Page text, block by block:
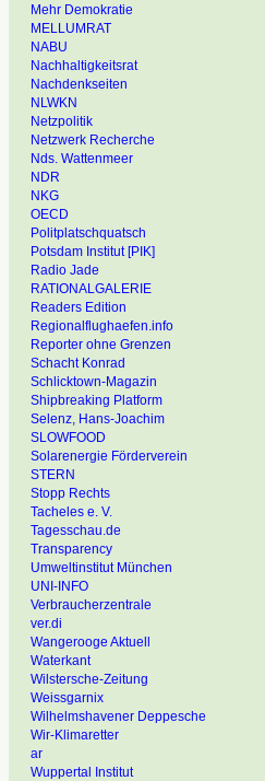
Mehr Demokratie
MELLUMRAT
NABU
Nachhaltigkeitsrat
Nachdenkseiten
NLWKN
Netzpolitik
Netzwerk Recherche
Nds. Wattenmeer
NDR
NKG
OECD
Politplatschquatsch
Potsdam Institut [PIK]
Radio Jade
RATIONALGALERIE
Readers Edition
Regionalflughaefen.info
Reporter ohne Grenzen
Schacht Konrad
Schlicktown-Magazin
Shipbreaking Platform
Selenz, Hans-Joachim
SLOWFOOD
Solarenergie Förderverein
STERN
Stopp Rechts
Tacheles e. V.
Tagesschau.de
Transparency
Umweltinstitut München
UNI-INFO
Verbraucherzentrale
ver.di
Wangerooge Aktuell
Waterkant
Wilstersche-Zeitung
Weissgarnix
Wilhelmshavener Deppesche
Wir-Klimaretter
ar
Wuppertal Institut